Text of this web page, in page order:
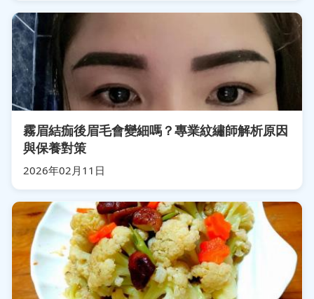
霧眉結痂後眉毛會變細嗎？專業紋繡師解析原因
與保養對策
2026年02月11日